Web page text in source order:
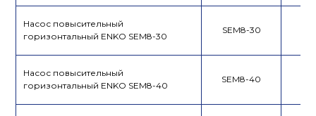
Насос повысительный
горизонтальный ENKO SEM8-30
SEM8-30
Насос повысительный
горизонтальный ENKO SEM8-40
SEM8-40